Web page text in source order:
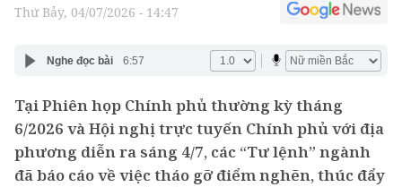
Thứ Bảy, 04/07/2026 - 14:47
Nghe đọc bài 6:57
Tại Phiên họp Chính phủ thường kỳ tháng
6/2026 và Hội nghị trực tuyến Chính phủ với địa
phương diễn ra sáng 4/7, các “Tư lệnh” ngành
đã báo cáo về việc tháo gỡ điểm nghẽn, thúc đẩy